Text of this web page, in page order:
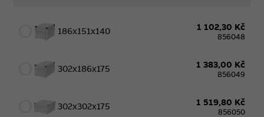
186x151x140 1 102,30 Kč
856048
302x186x175 1 383,00 Kč
856049
302x302x175 1 519,80 Kč
856050